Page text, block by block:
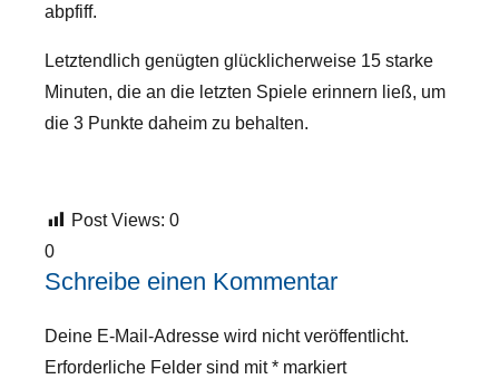
abpfiff.
Letztendlich genügten glücklicherweise 15 starke
Minuten, die an die letzten Spiele erinnern ließ, um
die 3 Punkte daheim zu behalten.
Post Views: 0
0
Schreibe einen Kommentar
Deine E-Mail-Adresse wird nicht veröffentlicht.
Erforderliche Felder sind mit* markiert